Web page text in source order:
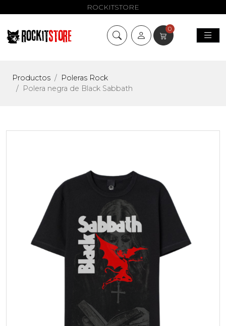
ROCKITSTORE
0
Productos
Poleras Rock
Polera negra de Black Sabbath